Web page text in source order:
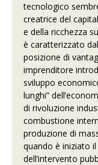
tecnologico
creatrice del
e della ricchezza
è caratterizzato
posizione di
imprenditore
sviluppo
lunghi”
di rivoluzione
combustione
produzione di
quando è iniziato
dell’intervento